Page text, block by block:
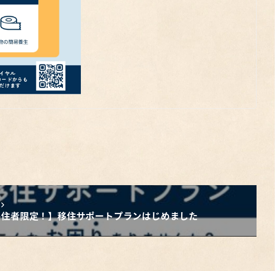
者限定！】移住サポートプランはじめました